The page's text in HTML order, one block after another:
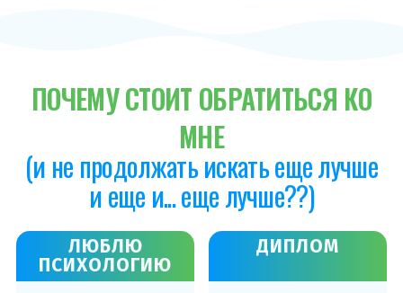
ПОЧЕМУ СТОИТ ОБРАТИТЬСЯ КО
МНЕ
(и не продолжать искать еще лучше
и еще и... еще лучше??)
ЛЮБЛЮ
ПСИХОЛОГИЮ
ДИПЛОМ